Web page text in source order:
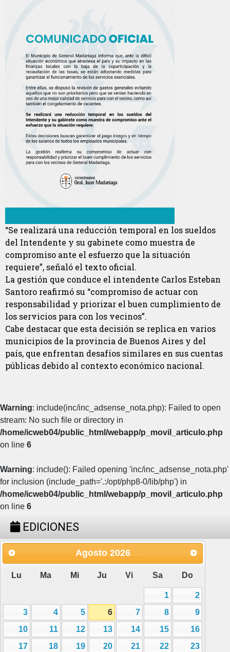
“Se realizará una reducción temporal en los sueldos
del Intendente y su gabinete como muestra de
compromiso ante el esfuerzo que la situación
requiere”, señaló el texto oficial.
La gestión que conduce el intendente Carlos Esteban
Santoro reafirmó su “compromiso de actuar con
responsabilidad y priorizar el buen cumplimiento de
los servicios para con los vecinos”.
Cabe destacar que esta decisión se replica en varios
municipios de la provincia de Buenos Aires y del
país, que enfrentan desafíos similares en sus cuentas
públicas debido al contexto económico nacional.
Warning: include(inc/inc_adsense_nota.php): Failed to open
stream: No such file or directory in
/home/icweb04/public_html/webapp/p_movil_articulo.php
on line 6
Warning: include(): Failed opening 'inc/inc_adsense_nota.php'
for inclusion (include_path='.:/opt/php8-0/lib/php') in
/home/icweb04/public_html/webapp/p_movil_articulo.php
on line 6
EDICIONES
Agosto 2026
Lu Ma Mi Ju Vi Sa Do
1
2
3
4 5 6 7 8
9
10
11 12 13 14 15
16
17
18 19 20 21 22
23